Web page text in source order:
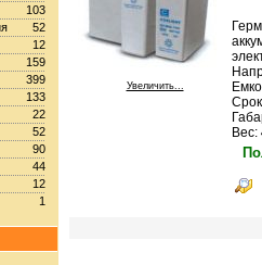
103
52
12
159
399
133
22
52
90
44
12
1
Увеличить...
Вес: